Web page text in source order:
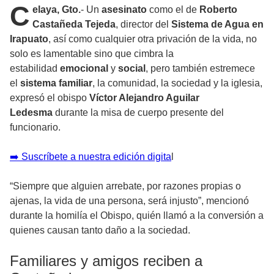
C elaya, Gto.- Un asesinato como el de Roberto
Castañeda Tejeda, director del Sistema de Agua en
Irapuato, así como cualquier otra privación de la vida, no
solo es lamentable sino que cimbra la
estabilidad emocional y social , pero también estremece
el sistema familiar, la comunidad, la sociedad y la iglesia,
expresó el obispo Víctor Alejandro Aguilar
Ledesma durante la misa de cuerpo presente del
funcionario.
➡️ Suscríbete a nuestra edición digita
“Siempre que alguien arrebate, por razones propias o
ajenas, la vida de una persona, será injusto”, mencionó
durante la homilía el Obispo, quién llamó a la conversión a
quienes causan tanto daño a la sociedad.
Familiares y amigos reciben a